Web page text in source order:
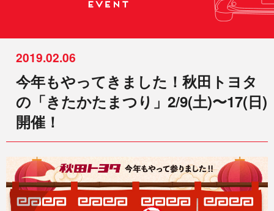
2019.02.06
今年もやってきました！秋田トヨタ
の「きたかたまつり」2/9(土)〜17(日)
開催！